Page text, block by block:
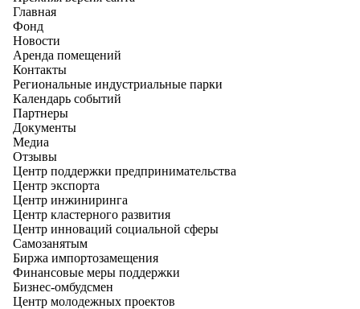
Главная
Фонд
Новости
Аренда помещений
Контакты
Региональные индустриальные парки
Календарь событий
Партнеры
Документы
Медиа
Отзывы
Центр поддержки предпринимательства
Центр экспорта
Центр инжиниринга
Центр кластерного развития
Центр инноваций социальной сферы
Cамозанятым
Биржа импортозамещения
Финансовые меры поддержки
Бизнес-омбудсмен
Центр молодежных проектов